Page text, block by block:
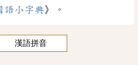
語小字典》。
漢語拼音